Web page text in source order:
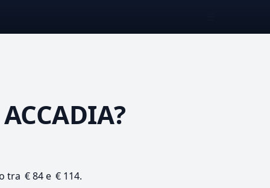
tra € 84 e € 114.